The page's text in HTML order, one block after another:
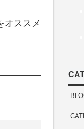
オススメ